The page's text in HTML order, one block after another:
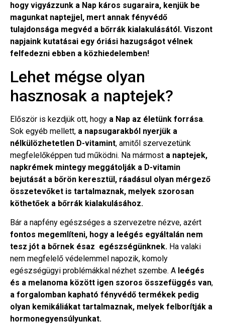
hogy vigyázzunk a Nap káros sugaraira, kenjük be
magunkat naptejjel, mert annak fényvédő
tulajdonsága megvéd a bőrrák kialakulásától. Viszont
napjaink kutatásai egy óriási hazugságot vélnek
felfedezni ebben a közhiedelemben!
Lehet mégse olyan
hasznosak a naptejek?
Először is kezdjük ott, hogy a Nap az életünk forrása.
Sok egyéb mellett, a napsugarakból nyerjük a
nélkülözhetetlen D-vitamint, amitől szervezetünk
megfelelőképpen tud működni. Na mármost a naptejek,
napkrémek mintegy meggátolják a D-vitamin
bejutását a bőrön keresztül, ráadásul olyan mérgező
összetevőket is tartalmaznak, melyek szorosan
köthetőek a bőrrák kialakulásához.
Bár a napfény egészséges a szervezetre nézve, azért
fontos megemlíteni, hogy a leégés egyáltalán nem
tesz jót a bőrnek ésaz egészségünknek. Ha valaki
nem megfelelő védelemmel napozik, komoly
egészségügyi problémákkal nézhet szembe. A leégés
és a melanoma között igen szoros összefüggés van,
a forgalomban kapható fényvédő termékek pedig
olyan kemikáliákat tartalmaznak, melyek felborítják a
hormonegyensúlyunkat.